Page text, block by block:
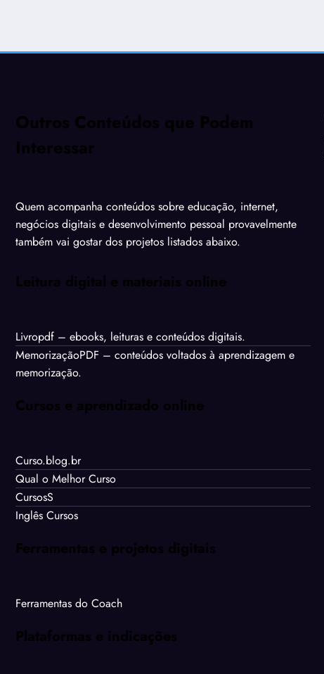
Outros Conteúdos que Podem
Interessar
Quem acompanha conteúdos sobre educação, internet,
negócios digitais e desenvolvimento pessoal provavelmente
também vai gostar dos projetos listados abaixo.
Leitura digital e materiais online
Livropdf – ebooks, leituras e conteúdos digitais.
MemorizaçãoPDF – conteúdos voltados à aprendizagem e
memorização.
Cursos e aprendizado online
Curso.blog.br
Qual o Melhor Curso
CursosS
Inglês Cursos
Ferramentas e projetos digitais
Ferramentas do Coach
Plataformas e indicações